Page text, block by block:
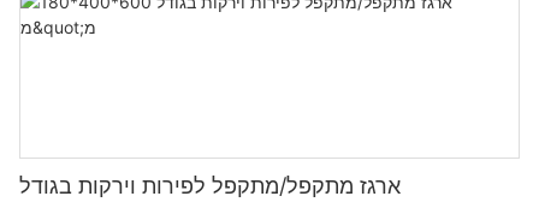
ארגז מתקפל/מתקפל לפירות וירקות בגודל